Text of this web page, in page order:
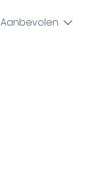
Aanbevolen